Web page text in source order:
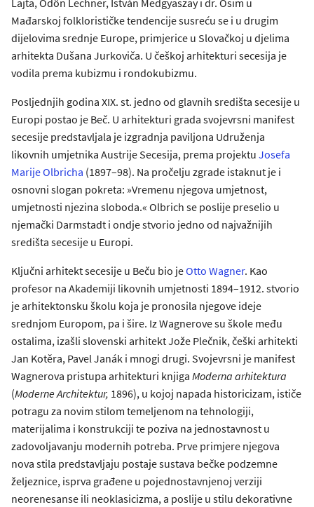
Mađarskoj folklorističke tendencije susreću se i u drugim
dijelovima srednje Europe, primjerice u Slovačkoj u djelima
arhitekta Dušana Jurkoviča. U češkoj arhitekturi secesija je
vodila prema kubizmu i rondokubizmu.
Posljednjih godina XIX. st. jedno od glavnih središta secesije u
Europi postao je Beč. U arhitekturi grada svojevrsni manifest
secesije predstavljala je izgradnja paviljona Udruženja
likovnih umjetnika Austrije Secesija, prema projektu Josefa
Marije Olbricha (1897–98). Na pročelju zgrade istaknut je i
osnovni slogan pokreta: »Vremenu njegova umjetnost,
umjetnosti njezina sloboda.« Olbrich se poslije preselio u
njemački Darmstadt i ondje stvorio jedno od najvažnijih
središta secesije u Europi.
Ključni arhitekt secesije u Beču bio jeOtto Wagner. Kao
profesor na Akademiji likovnih umjetnosti 1894–1912. stvorio
je arhitektonsku školu koja je pronosila njegove ideje
srednjom Europom, pa i šire. Iz Wagnerove su škole među
ostalima, izašli slovenski arhitekt Jože Plečnik, češki arhitekti
Jan Kotěra, Pavel Janák i mnogi drugi. Svojevrsni je manifest
Wagnerova pristupa arhitekturi knjiga Moderna arhitektura
(Moderne Architektur, 1896), u kojoj napada historicizam, ističe
potragu za novim stilom temeljenom na tehnologiji,
materijalima i konstrukciji te poziva na jednostavnost u
zadovoljavanju modernih potreba. Prve primjere njegova
nova stila predstavljaju postaje sustava bečke podzemne
željeznice, isprva građene u pojednostavnjenoj verziji
neorenesanse ili neoklasicizma, a poslije u stilu dekorativne